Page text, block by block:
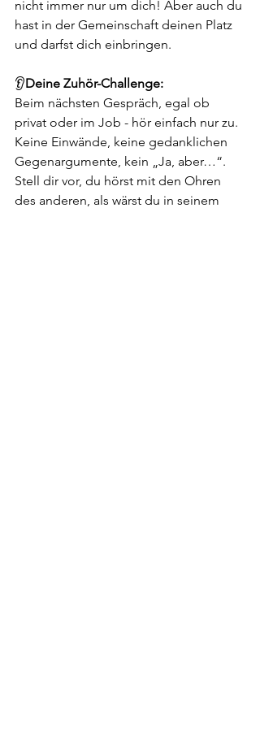
nicht immer nur um dich! Aber auch du
hast in der Gemeinschaft deinen Platz
und darfst dich einbringen.
👂Deine Zuhör-Challenge:
Beim nächsten Gespräch, egal ob
privat oder im Job - hör einfach nur zu.
Keine Einwände, keine gedanklichen
Gegenargumente, kein „Ja, aber…“.
Stell dir vor, du hörst mit den Ohren
des anderen, als wärst du in seinem